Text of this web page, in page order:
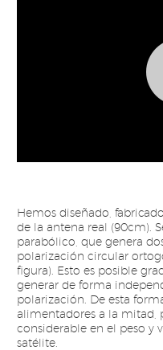
Hemos diseñado,
de la antena real (90cm).
parabólico, que genera
polarización circular
figura). Esto es posible
generar de forma
polarización. De esta
alimentadores a la mitad,
considerable en el peso y
satélite.